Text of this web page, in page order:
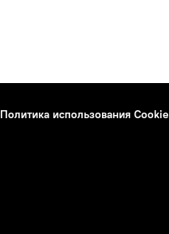
Политика использования Cookie